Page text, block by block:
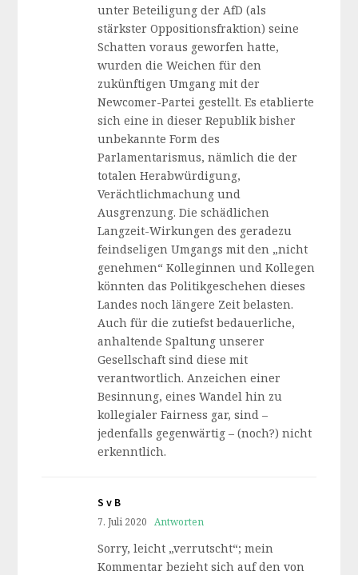
unter Beteiligung der AfD (als
stärkster Oppositionsfraktion) seine
Schatten voraus geworfen hatte,
wurden die Weichen für den
zukünftigen Umgang mit der
Newcomer-Partei gestellt. Es etablierte
sich eine in dieser Republik bisher
unbekannte Form des
Parlamentarismus, nämlich die der
totalen Herabwürdigung,
Verächtlichmachung und
Ausgrenzung. Die schädlichen
Langzeit-Wirkungen des geradezu
feindseligen Umgangs mit den „nicht
genehmen“ Kolleginnen und Kollegen
könnten das Politikgeschehen dieses
Landes noch längere Zeit belasten.
Auch für die zutiefst bedauerliche,
anhaltende Spaltung unserer
Gesellschaft sind diese mit
verantwortlich. Anzeichen einer
Besinnung, eines Wandel hin zu
kollegialer Fairness gar, sind –
jedenfalls gegenwärtig – (noch?) nicht
erkenntlich.
S v B
7. Juli 2020 Antworten
Sorry, leicht „verrutscht“; mein
Kommentar bezieht sich auf den von